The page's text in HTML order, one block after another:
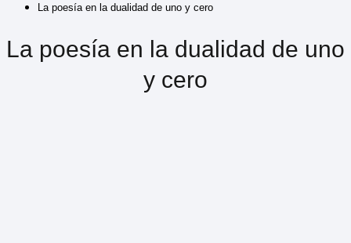
La poesía en la dualidad de uno y cero
La poesía en la dualidad de uno
y cero